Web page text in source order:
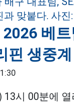
2026 베
핀 생중계
13시 00분에 열